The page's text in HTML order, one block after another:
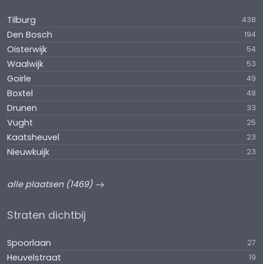
Tilburg 438
Den Bosch 194
Oisterwijk 54
Waalwijk 53
Goirle 49
Boxtel 48
Drunen 33
Vught 25
Kaatsheuvel 23
Nieuwkuijk 23
alle plaatsen (1469)
Straten dichtbij
Spoorlaan 27
Heuvelstraat 19